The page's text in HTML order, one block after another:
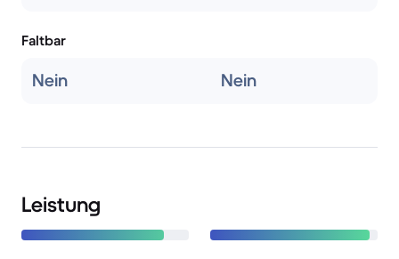
Faltbar
Nein Nein
Leistung